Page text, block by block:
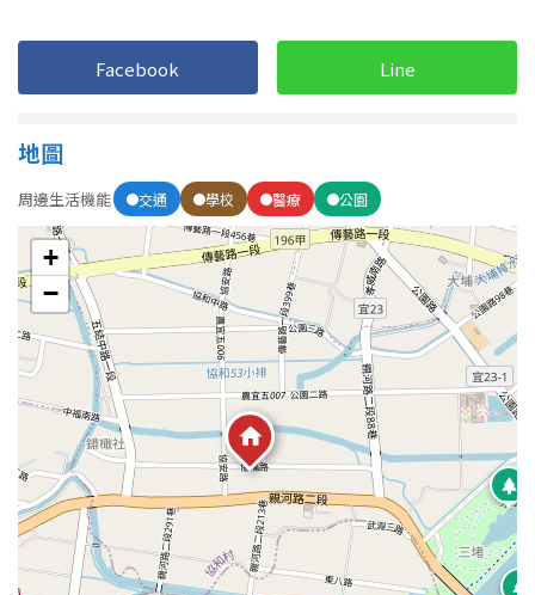
5-10 年 10-20 年
20-30 年 30-40 年
40 年以上
售價
Facebook Line
地圖
周邊生活機能 交通 學校 醫療 公園
+
−